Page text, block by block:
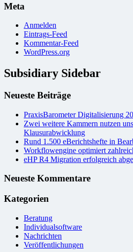
Meta
Anmelden
Eintrags-Feed
Kommentar-Feed
WordPress.org
Subsidiary Sidebar
Neueste Beiträge
PraxisBarometer Digitalisierung
Zwei weitere Kammern nutzen
Klausurabwicklung
Rund 1.500 eBerichtshefte in
Workflowengine optimiert
eHP R4 Migration erfolgreich
Neueste Kommentare
Kategorien
Beratung
Individualsoftware
Nachrichten
Veröffentlichungen